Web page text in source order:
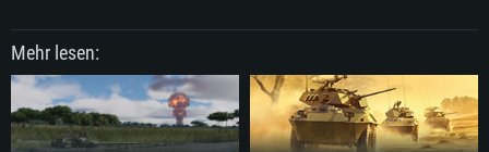
Mehr lesen: